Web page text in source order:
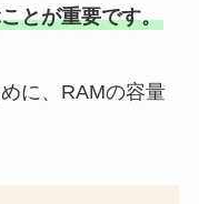
とが重要です。
に、RAMの容量